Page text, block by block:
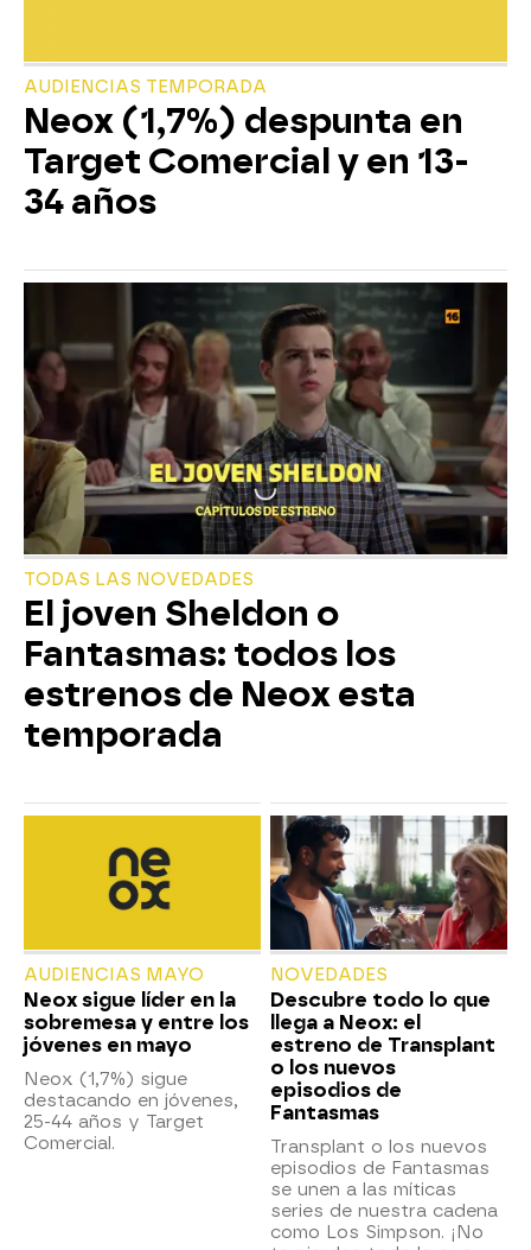
AUDIENCIAS TEMPORADA
Neox (1,7%) despunta en
Target Comercial y en 13-
34 años
TODAS LAS NOVEDADES
El joven Sheldon o
Fantasmas: todos los
estrenos de Neox esta
temporada
AUDIENCIAS MAYO
Neox sigue líder en la
sobremesa y entre los
jóvenes en mayo
Neox (1,7%) sigue
destacando en jóvenes,
25-44 años y Target
Comercial.
NOVEDADES
Descubre todo lo que
llega a Neox: el
estreno de Transplant
o los nuevos
episodios de
Fantasmas
Transplant o los nuevos
episodios de Fantasmas
se unen a las míticas
series de nuestra cadena
como Los Simpson. ¡No